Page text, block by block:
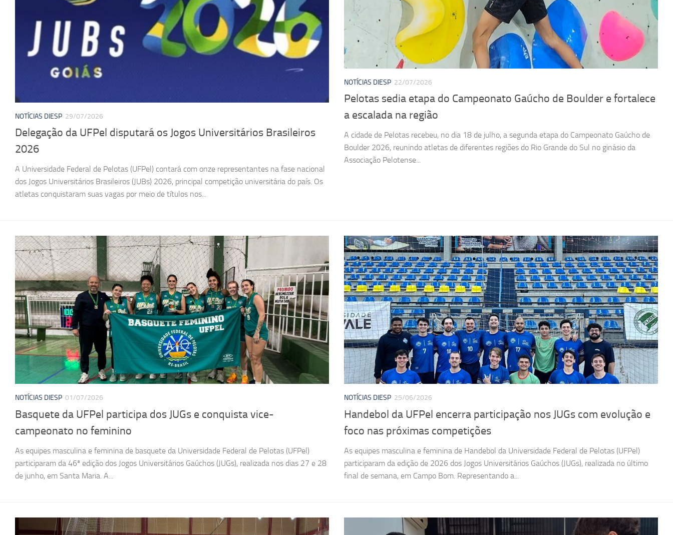
NOTÍCIAS DIESP 29/07/2026
Delegação da UFPel disputará os Jogos Universitários Brasileiros
2026
A Universidade Federal de Pelotas (UFPel) contará com onze representantes na fase nacional
dos Jogos Universitários Brasileiros (JUBs) 2026, principal competição universitária do país. Os
atletas conquistaram suas vagas por meio de títulos nos...
NOTÍCIAS DIESP 22/07/2026
Pelotas sedia etapa do Campeonato Gaúcho de Boulder e fortalece
a escalada na região
A cidade de Pelotas recebeu, no dia 18 de julho, a segunda etapa do Campeonato Gaúcho de
Boulder 2026, reunindo atletas de diferentes regiões do Rio Grande do Sul no ginásio da
Associação Pelotense...
NOTÍCIAS DIESP 01/07/2026
Basquete da UFPel participa dos JUGs e conquista vice-
campeonato no feminino
As equipes masculina e feminina de basquete da Universidade Federal de Pelotas (UFPel)
participaram da 46ª edição dos Jogos Universitários Gaúchos (JUGs), realizada nos dias 27 e 28
de junho, em Santa Maria. A...
NOTÍCIAS DIESP 25/06/2026
Handebol da UFPel encerra participação nos JUGs com evolução e
foco nas próximas competições
As equipes masculina e feminina de Handebol da Universidade Federal de Pelotas (UFPel)
participaram da edição de 2026 dos Jogos Universitários Gaúchos (JUGs), realizada no último
final de semana, em Campo Bom. Representando a...